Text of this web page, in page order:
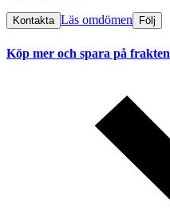
Kontakta Läs omdömen Följ
Köp mer och spara på frakten